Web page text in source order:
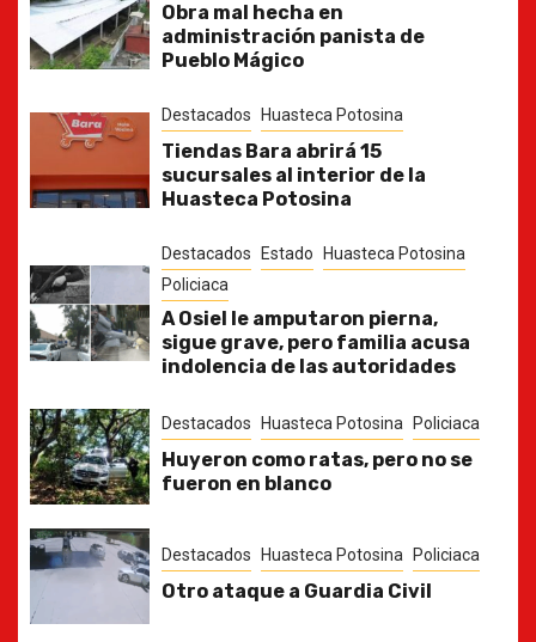
Obra mal hecha en
administración panista de
Pueblo Mágico
Destacados Huasteca Potosina
Tiendas Bara abrirá 15
sucursales al interior de la
Huasteca Potosina
Destacados Estado
Huasteca Potosina
Policiaca
A Osiel le amputaron pierna,
sigue grave, pero familia acusa
indolencia de las autoridades
Destacados Huasteca Potosina Policiaca
Huyeron como ratas, pero no se
fueron en blanco
Destacados Huasteca Potosina Policiaca
Otro ataque a Guardia Civil